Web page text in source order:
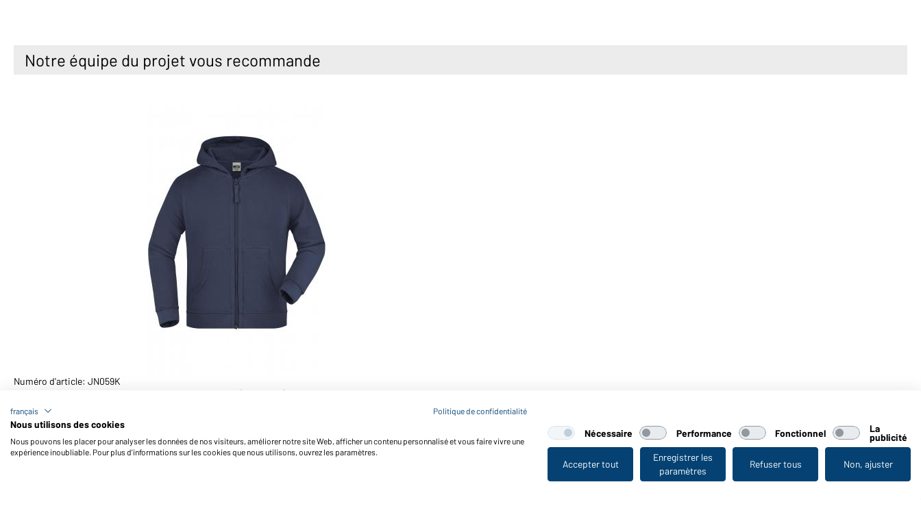
Notre équipe du projet vous recommande
Numéro d'article: JN059K
Sweat-shirt enfant zippé avec capuche (marine)
Vu en dernier
français Politique de confidentialité
Nous utilisons des cookies
Nous pouvons les placer pour analyser les données de nos visiteurs, améliorer notre site Web, afficher un contenu personnalisé et vous faire vivre une
expérience inoubliable. Pour plus d'informations sur les cookies que nous utilisons, ouvrez les paramètres.
Nécessaire Performance Fonctionnel La
publicité
Accepter tout
Enregistrer les
paramètres
Refuser tous Non, ajuster